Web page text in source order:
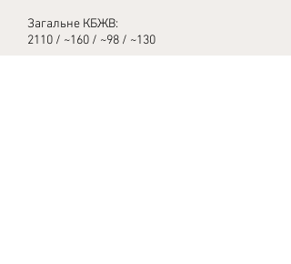
Загальне КБЖВ:
2110 / ~160 / ~98 / ~130